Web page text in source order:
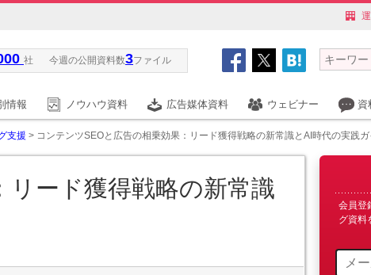
社 今週の公開資料数3ファイル
情報 ノウハウ資料 広告媒体資料 ウェビナー 資
支援 > コンテンツSEOと広告の相乗効果：リード獲得戦略の新常識とAI時代の実践ガ
リード獲得戦略の新常識
会員登
グ資料